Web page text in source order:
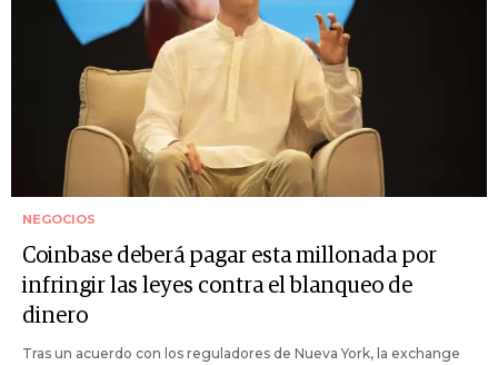
NEGOCIOS
Coinbase deberá pagar esta millonada por
infringir las leyes contra el blanqueo de
dinero
Tras un acuerdo con los reguladores de Nueva York, la exchange